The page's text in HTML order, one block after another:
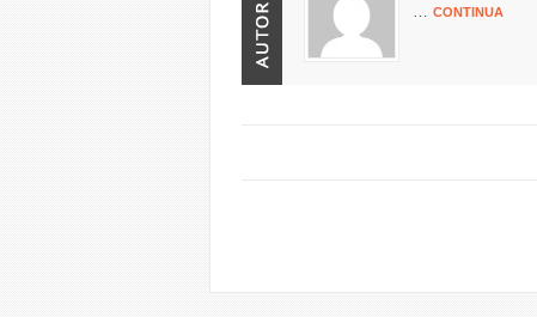
… CONTINUA